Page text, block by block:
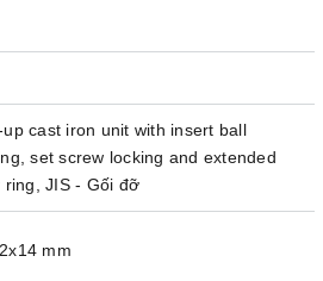
up cast iron unit with insert ball
set screw locking and extended
ring, JIS - Gối đỡ
mm